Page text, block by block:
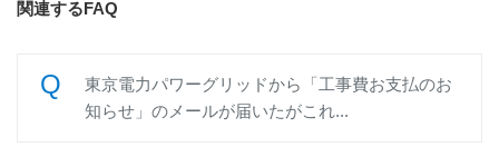
関連するFAQ
東京電力パワーグリッドから「工事費お支払のお
知らせ」のメールが届いたがこれ...